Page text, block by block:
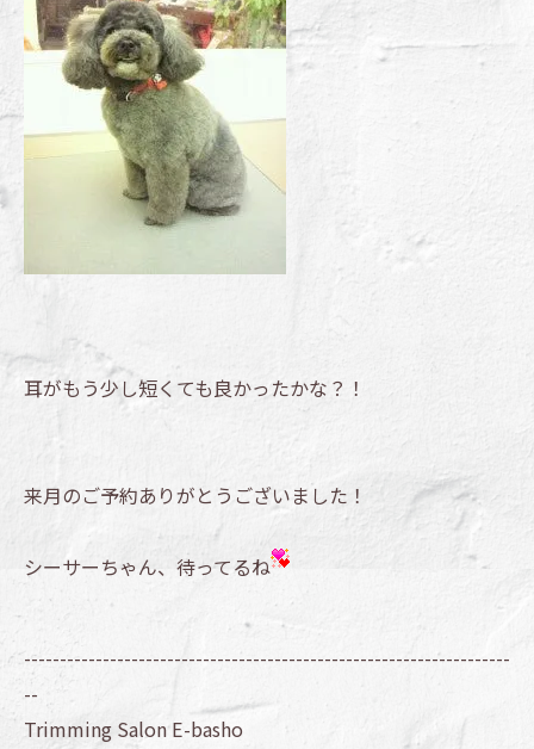
耳がもう少し短くても良かったかな？！
来月のご予約ありがとうございました！
シーサーちゃん、待ってるね
--------------------------------------------------------------------
--
Trimming Salon E-basho